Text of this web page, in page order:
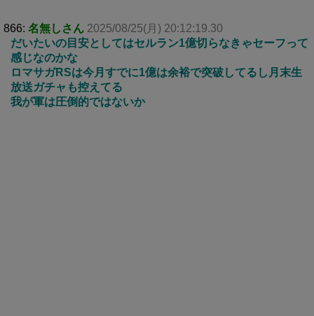
866: 名無しさん 2025/08/25(月) 20:12:19.30
だいたいの目安としてはセルラン1億切らなきゃセーフって
感じなのかな
ロマサガRSは今月すでに1億は余裕で突破してるし月末生
放送ガチャも控えてる
我が軍は圧倒的ではないか